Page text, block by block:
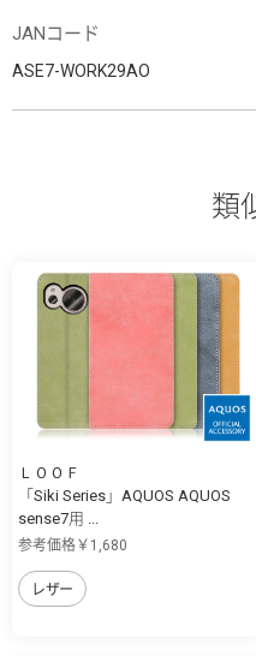
JANコード
ASE7-WORK29AO
類
ＬＯＯＦ
「Siki Series」AQUOS AQUOS
sense7用 ...
参考価格￥1,680
レザー